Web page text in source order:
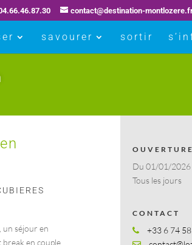
contact@destination-
savourer sortir
un séjour en
en couple
OUVERTURE
Du 01/01/
Tous les jours
CONTACT
+33 6 74